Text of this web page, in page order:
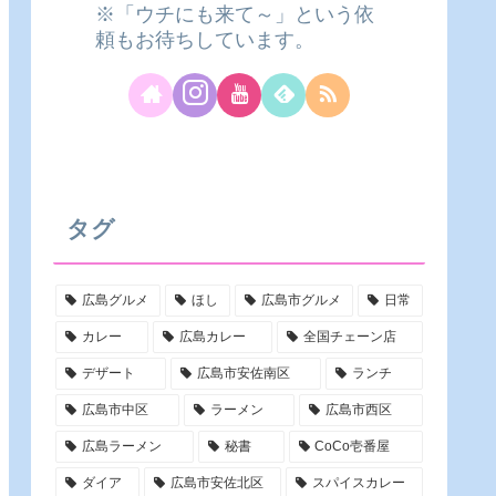
※「ウチにも来て～」という依
頼もお待ちしています。
タグ
広島グルメ ほし 広島市グルメ 日常
カレー 広島カレー 全国チェーン店
デザート 広島市安佐南区 ランチ
広島市中区 ラーメン 広島市西区
広島ラーメン 秘書 CoCo壱番屋
ダイア 広島市安佐北区 スパイスカレー